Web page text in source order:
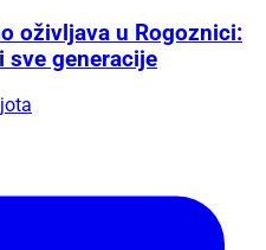
oživljava u Rogoznici:
sve generacije